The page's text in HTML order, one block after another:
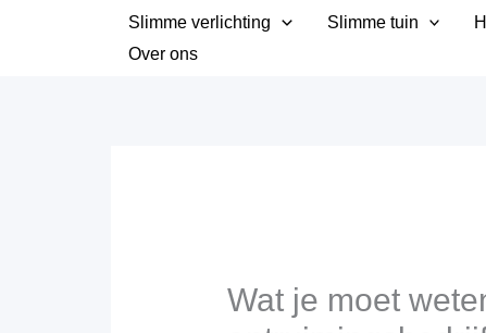
Slimme verlichting Slimme tuin
Over ons
Wat je moet